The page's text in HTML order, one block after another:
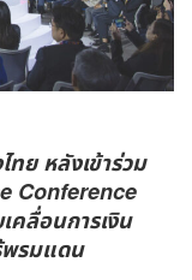
ทย หลังเข้าร่วม
Conference
คลื่อนการเงิน
พรมแดน